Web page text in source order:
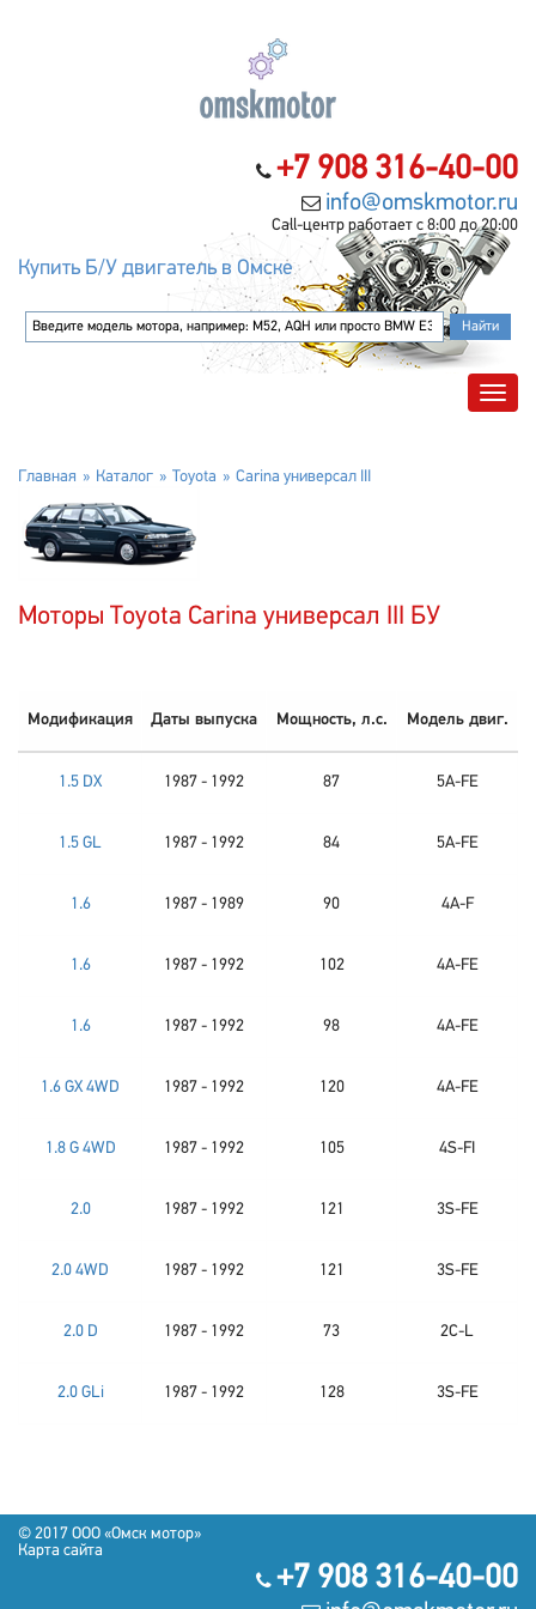
+7 908 316-40-00
info@omskmotor.ru
Call-центр работает с 8:00 до 20:00
Купить Б/У двигатель в Омске
Главная Каталог Toyota Carina универсал III
Моторы Toyota Carina универсал III БУ
Модификация Даты выпуска Мощность, л.с. Модель двиг.
1.5 DX 1987 - 1992 87 5A-FE
1.5 GL 1987 - 1992 84 5A-FE
1.6 1987 - 1989 90 4A-F
1.6 1987 - 1992 102 4A-FE
1.6 1987 - 1992 98 4A-FE
1.6 GX 4WD 1987 - 1992 120 4A-FE
1.8 G 4WD 1987 - 1992 105 4S-FI
2.0 1987 - 1992 121 3S-FE
2.0 4WD 1987 - 1992 121 3S-FE
2.0 D 1987 - 1992 73 2C-L
2.0 GLi 1987 - 1992 128 3S-FE
© 2017 OOO «Омск мотор»
Карта сайта
+7 908 316-40-00